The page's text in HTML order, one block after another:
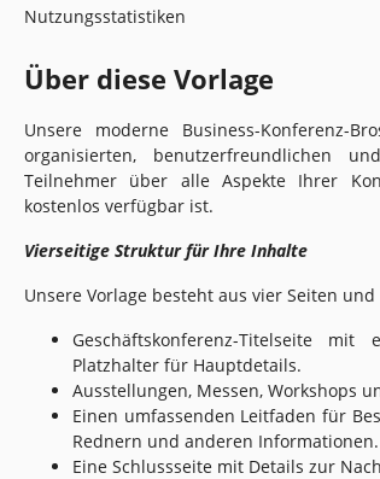
Nutzungsstatistiken
Über diese Vorlage
Unsere moderne Business-Konferenz-
organisierten, benutzerfreundlichen
Teilnehmer über alle Aspekte Ihrer
kostenlos verfügbar ist.
Vierseitige Struktur für Ihre Inhalte
Unsere Vorlage besteht aus vier Seiten
Geschäftskonferenz-Titelseite
Platzhalter für Hauptdetails.
Ausstellungen, Messen, Workshops
Einen umfassenden Leitfaden für
Rednern und anderen Informationen.
Eine Schlussseite mit Details zur